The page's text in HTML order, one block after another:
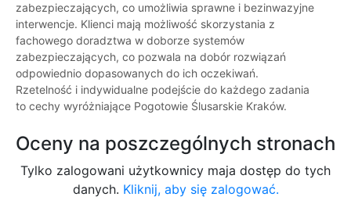
zabezpieczających, co umożliwia sprawne i bezinwazyjne
interwencje. Klienci mają możliwość skorzystania z
fachowego doradztwa w doborze systemów
zabezpieczających, co pozwala na dobór rozwiązań
odpowiednio dopasowanych do ich oczekiwań.
Rzetelność i indywidualne podejście do każdego zadania
to cechy wyróżniające Pogotowie Ślusarskie Kraków.
Oceny na poszczególnych stronach
Tylko zalogowani użytkownicy maja dostęp do tych
danych. Kliknij, aby się zalogować.